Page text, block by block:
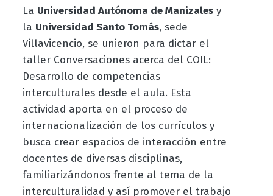
La Universidad Autónoma de Manizalesy
la Universidad Santo Tomás, sede
Villavicencio, se unieron para dictar el
taller Conversaciones acerca del COIL:
Desarrollo de competencias
interculturales desde el aula. Esta
actividad aporta en el proceso de
internacionalización de los currículos y
busca crear espacios de interacción entre
docentes de diversas disciplinas,
familiarizándonos frente al tema de la
interculturalidad y así promover el trabajo